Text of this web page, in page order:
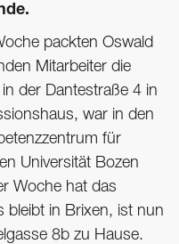
packten Oswald
Mitarbeiter die
der Dantestraße 4 in
war in den
für
Universität Bozen
Woche hat das
bleibt in Brixen, ist nun
8b zu Hause.